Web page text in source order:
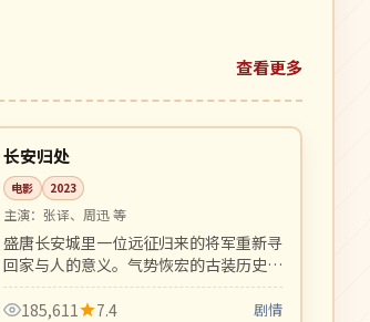
查看更多
中国
4K 99:57
长安归处
电影 2023
主演： 张译、周迅 等
盛唐长安城里一位远征归来的将军重新寻
回家与人的意义。气势恢宏的古装历史正
剧，画面与配乐均为顶级制作。
185,611
7.4 剧情